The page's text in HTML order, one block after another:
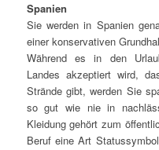
Spanien
Sie werden in Spanien
einer konservativen
Während es in den
Landes akzeptiert wird,
Strände gibt, werden Sie
so gut wie nie in
Kleidung gehört zum
Beruf eine Art